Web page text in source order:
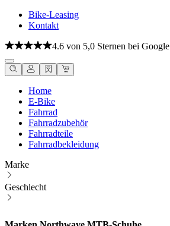
Bike-Leasing
Kontakt
4.6 von 5,0 Sternen bei Google
Home
E-Bike
Fahrrad
Fahrradzubehör
Fahrradteile
Fahrradbekleidung
Marke
Geschlecht